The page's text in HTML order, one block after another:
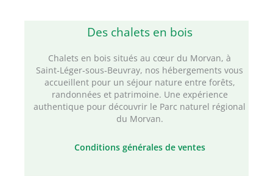
Des chalets en bois
Chalets en bois situés au cœur du Morvan, à
Saint‑Léger‑sous‑Beuvray, nos hébergements vous
accueillent pour un séjour nature entre forêts,
randonnées et patrimoine. Une expérience
authentique pour découvrir le Parc naturel régional
du Morvan.
Conditions générales de ventes